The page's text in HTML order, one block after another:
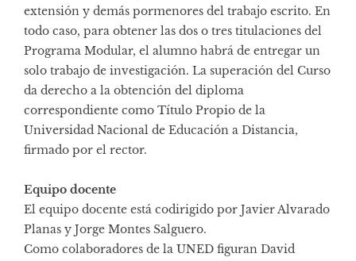
extensión y demás pormenores del trabajo escrito. En
todo caso, para obtener las dos o tres titulaciones del
Programa Modular, el alumno habrá de entregar un
solo trabajo de investigación. La superación del Curso
da derecho a la obtención del diploma
correspondiente como Título Propio de la
Universidad Nacional de Educación a Distancia,
firmado por el rector.
Equipo docente
El equipo docente está codirigido por Javier Alvarado
Planas y Jorge Montes Salguero.
Como colaboradores de la UNED figuran David